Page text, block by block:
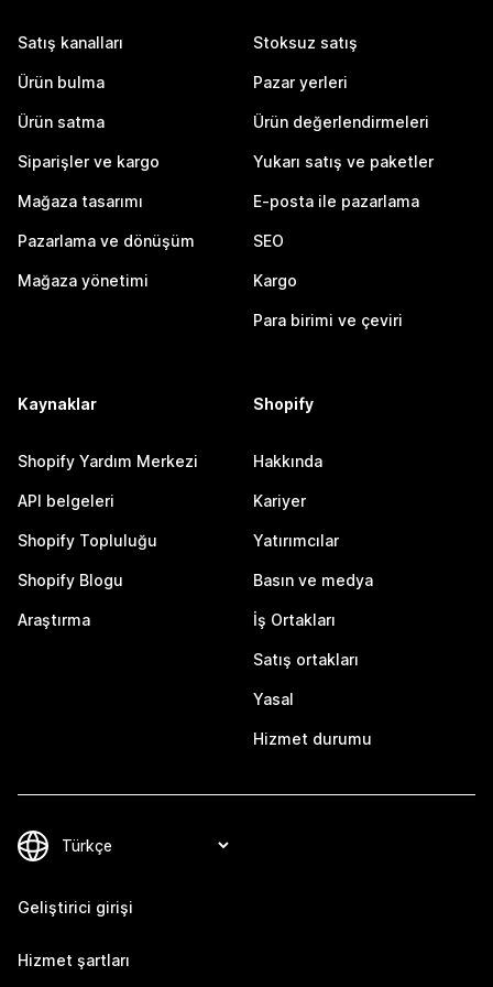
Satış kanalları
Ürün bulma
Ürün satma
Siparişler ve kargo
Mağaza tasarımı
Pazarlama ve dönüşüm
Mağaza yönetimi
Stoksuz satış
Pazar yerleri
Ürün değerlendirmeleri
Yukarı satış ve paketler
E-posta ile pazarlama
SEO
Kargo
Para birimi ve çeviri
Kaynaklar
Shopify Yardım Merkezi
API belgeleri
Shopify Topluluğu
Shopify Blogu
Araştırma
Shopify
Hakkında
Kariyer
Yatırımcılar
Basın ve medya
İş Ortakları
Satış ortakları
Yasal
Hizmet durumu
Geliştirici girişi
Hizmet şartları